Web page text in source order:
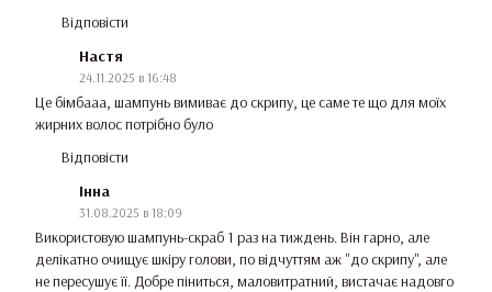
Відповісти
Настя
24.11.2025 в 16:48
Це бімбааа, шампунь вимиває до скрипу, це саме те що для моїх
жирних волос потрібно було
Відповісти
Інна
31.08.2025 в 18:09
Використовую шампунь-скраб 1 раз на тиждень. Він гарно, але
делікатно очищує шкіру голови, по відчуттям аж "до скрипу", але
не пересушує її. Добре піниться, маловитратний, вистачає надовго